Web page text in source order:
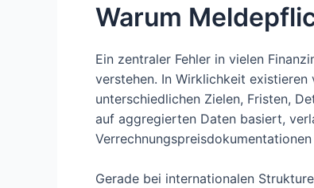
Warum
Ein zentraler Fehler in vielen
verstehen. In Wirklichkeit
unterschiedlichen Zielen, Fristen,
auf aggregierten Daten basiert,
Gerade bei internationalen